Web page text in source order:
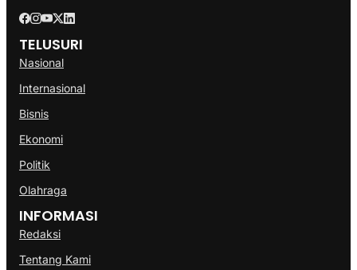
TELUSURI
Nasional
Internasional
Bisnis
Ekonomi
Politik
Olahraga
INFORMASI
Redaksi
Tentang Kami